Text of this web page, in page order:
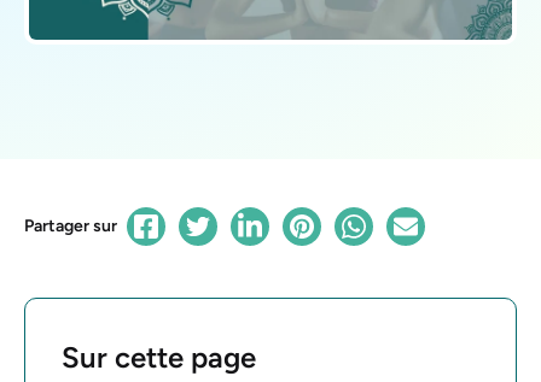
Partager sur
Sur cette page